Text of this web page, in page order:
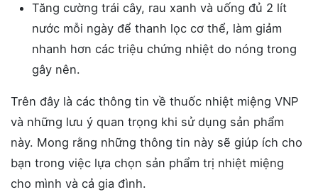
Tăng cường trái cây, rau xanh và uống đủ 2 lít
nước mỗi ngày để thanh lọc cơ thể, làm giảm
nhanh hơn các triệu chứng nhiệt do nóng trong
gây nên.
Trên đây là các thông tin về thuốc nhiệt miệng VNP
và những lưu ý quan trọng khi sử dụng sản phẩm
này. Mong rằng những thông tin này sẽ giúp ích cho
bạn trong việc lựa chọn sản phẩm trị nhiệt miệng
cho mình và cả gia đình.